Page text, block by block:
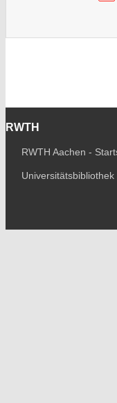
RWTH
RWTH Aachen -
Universitätsbibliothek